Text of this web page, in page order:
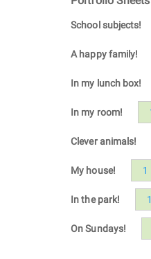
School subjects!
A happy family!
In my lunch box!
In my room!
Clever animals!
My house! 1
In the park! 1
On Sundays!